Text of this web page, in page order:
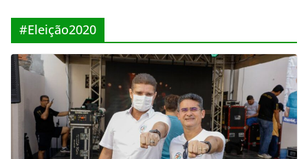
#Eleição2020